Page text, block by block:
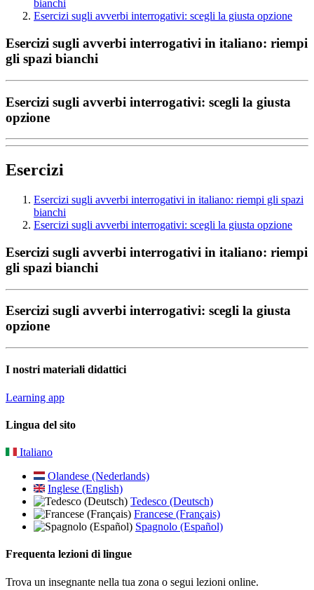
bianchi
Esercizi sugli avverbi interrogativi: scegli la giusta opzione
Esercizi sugli avverbi interrogativi in italiano: riempi
gli spazi bianchi
Esercizi sugli avverbi interrogativi: scegli la giusta
opzione
Esercizi
Esercizi sugli avverbi interrogativi in italiano: riempi gli spazi
bianchi
Esercizi sugli avverbi interrogativi: scegli la giusta opzione
Esercizi sugli avverbi interrogativi in italiano: riempi
gli spazi bianchi
Esercizi sugli avverbi interrogativi: scegli la giusta
opzione
I nostri materiali didattici
Learning app
Lingua del sito
Italiano
Olandese (Nederlands)
Inglese (English)
Tedesco (Deutsch)
Francese (Français)
Spagnolo (Español)
Frequenta lezioni di lingue
Trova un insegnante nella tua zona o segui lezioni online.